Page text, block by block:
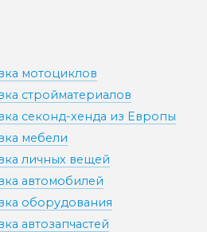
мотоциклов
стройматериалов
секонд-хенда из Европы
мебели
личных вещей
автомобилей
оборудования
автозапчастей